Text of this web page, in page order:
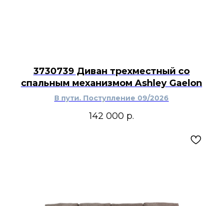
3730739 Диван трехместный со
спальным механизмом Ashley Gaelon
В пути. Поступление 09/2026
142 000 р.